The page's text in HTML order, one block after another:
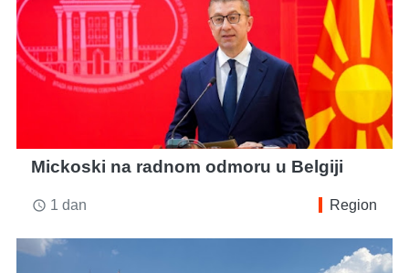
Mickoski na radnom odmoru u Belgiji
access_time 1 dan Region